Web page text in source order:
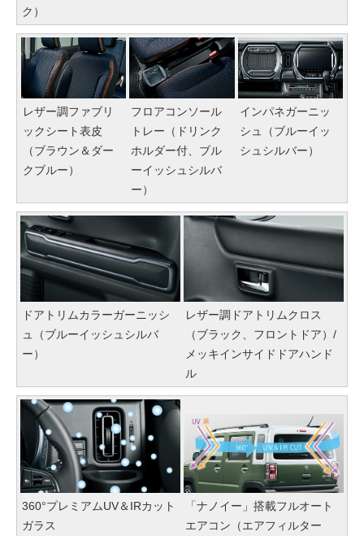
ク）
レザー調ファブリ
ックシート表皮
（ブラウン＆ダー
クブルー）
フロアコンソール
トレー（ドリンク
ホルダー付、ブル
ーイッシュシルバ
ー）
インパネガーニッ
シュ（ブルーイッ
シュシルバー）
ドアトリムカラーガーニッシ
ュ（ブルーイッシュシルバ
ー）
レザー調ドアトリムクロス
（ブラック、フロントドア）/
メッキインサイドドアハンド
ル
360°プレミアムUV＆IRカット
ガラス
「ナノイー」搭載フルオート
エアコン（エアフィルター